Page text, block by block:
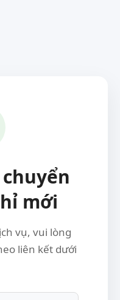
mới
vụ, vui lòng
liên kết dưới